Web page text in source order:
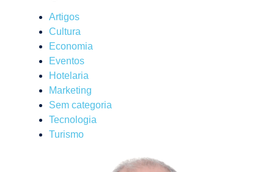
Artigos
Cultura
Economia
Eventos
Hotelaria
Marketing
Sem categoria
Tecnologia
Turismo